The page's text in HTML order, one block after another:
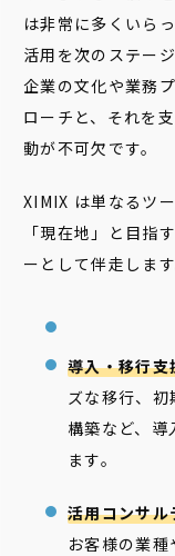
は非常に多くいら
活用を次のステー
企業の文化や業務
ローチと、それを
動が不可欠です。
XIMIX は単なるツ
「現在地」と目指
ーとして伴走します
導入・移行
ズな移行、
構築など、導
ます。
活用コンサ
お客様の業